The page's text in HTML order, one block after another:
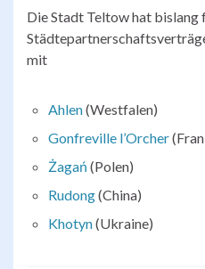
Die Stadt Teltow hat bislang
mit
Ahlen(Westfalen)
Gonfreville l’Orcher
Żagań (Polen)
Rudong(China)
Khotyn(Ukraine)